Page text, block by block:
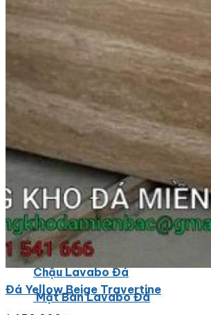
Đá Ốp Cột
Đá Ốp Thang Máy
Đá Ốp Bếp
Tranh đá
Tranh Đá Marble Đối Xứng
Tranh Đá Thạch Anh Đối Xứng
Tranh Đá Sơn Thủy Xuyên Sáng
Tranh Đá Granite Đối Xứng
Tranh Đá Xuyên Sáng Onyx
Đá Nội Thất
Chậu Lavabo Đá
Mặt Bàn Lavabo Đá
Đá Yellow Beige Travertine